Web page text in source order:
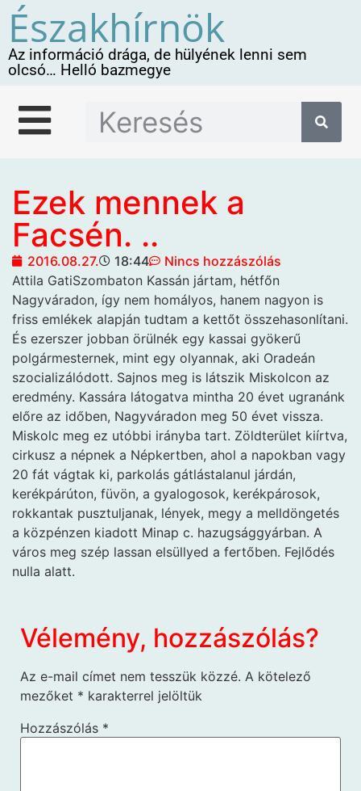
Északhírnök
Az információ drága, de hülyének lenni sem
olcsó… Helló bazmegye
Ezek mennek a
Facsén. ..
2016.08.27. 18:44
Nincs hozzászólás
Attila GatiSzombaton Kassán jártam, hétfőn
Nagyváradon, így nem homályos, hanem nagyon is
friss emlékek alapján tudtam a kettőt összehasonlítani.
És ezerszer jobban örülnék egy kassai gyökerű
polgármesternek, mint egy olyannak, aki Oradeán
szocializálódott. Sajnos meg is látszik Miskolcon az
eredmény. Kassára látogatva mintha 20 évet ugranánk
előre az időben, Nagyváradon meg 50 évet vissza.
Miskolc meg ez utóbbi irányba tart. Zöldterület kiírtva,
cirkusz a népnek a Népkertben, ahol a napokban vagy
20 fát vágtak ki, parkolás gátlástalanul járdán,
kerékpárúton, füvön, a gyalogosok, kerékpárosok,
rokkantak pusztuljanak, lények, megy a melldöngetés
a közpénzen kiadott Minap c. hazugsággyárban. A
város meg szép lassan elsüllyed a fertőben. Fejlődés
nulla alatt.
Vélemény, hozzászólás?
Az e-mail címet nem tesszük közzé. A kötelező
mezőket * karakterrel jelöltük
Hozzászólás *